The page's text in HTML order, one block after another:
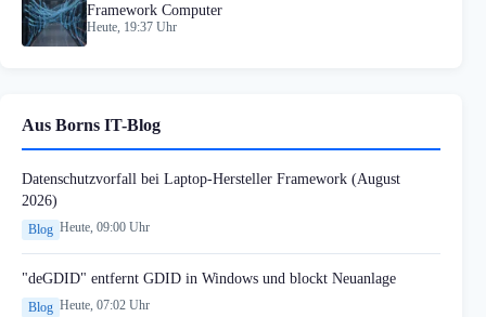
Framework Computer
Heute, 19:37 Uhr
Aus Borns IT-Blog
Datenschutzvorfall bei Laptop-Hersteller Framework (August
2026)
Blog Heute, 09:00 Uhr
"deGDID" entfernt GDID in Windows und blockt Neuanlage
Blog Heute, 07:02 Uhr